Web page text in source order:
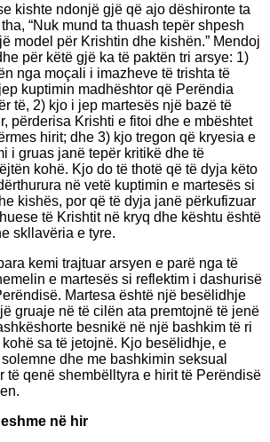
kishte ndonjë gjë që ajo dëshironte ta
“Nuk mund ta thuash tepër shpesh
model për Krishtin dhe kishën.” Mendoj
për këtë gjë ka të paktën tri arsye: 1)
nga moçali i imazheve të trishta të
kuptimin madhështor që Perëndia
të, 2) kjo i jep martesës një bazë të
përderisa Krishti e fitoi dhe e mbështet
hirit; dhe 3) kjo tregon që kryesia e
i gruas janë tepër kritikë dhe të
kohë. Kjo do të thotë që të dyja këto
në vetë kuptimin e martesës si
kishës, por që të dyja janë përkufizuar
të Krishtit në kryq dhe kështu është
skllavëria e tyre.
kemi trajtuar arsyen e parë nga të
e martesës si reflektim i dashurisë
Martesa është një besëlidhje
gruaje në të cilën ata premtojnë të jenë
besnikë në një bashkim të ri
sa të jetojnë. Kjo besëlidhje, e
dhe me bashkimin seksual
të qenë shembëlltyra e hirit të Perëndisë
në hir